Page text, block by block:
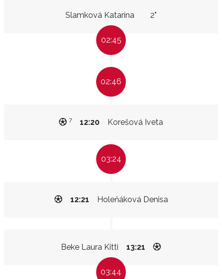
Slamková Katarína 2"
02:45
02:46
Korešová Iveta
12:20
7
03:24
Holeňáková Denisa
12:21
Beke Laura Kitti 13:21
03:44